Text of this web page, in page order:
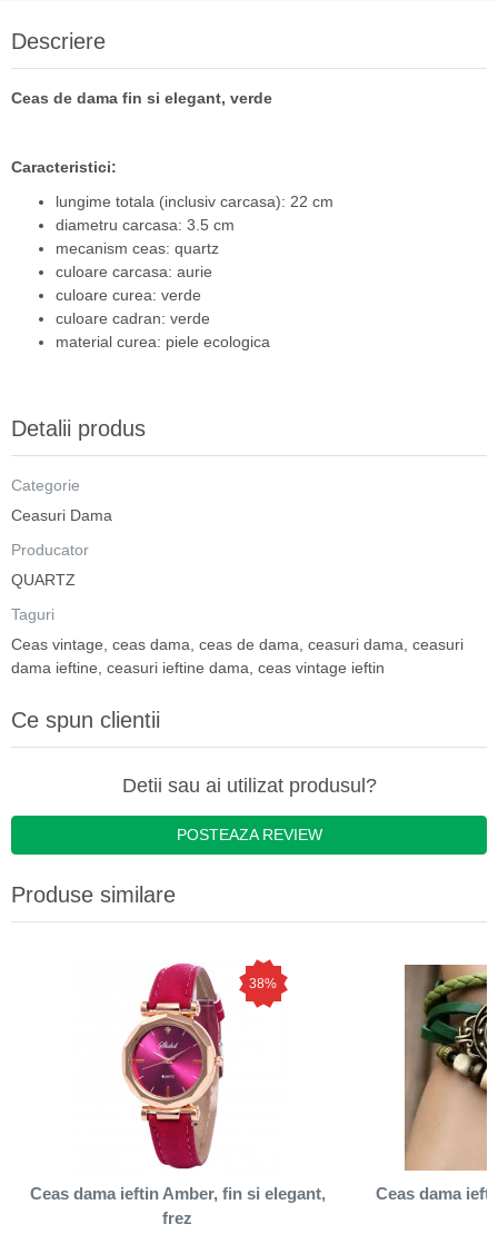
Descriere
Ceas de dama fin si elegant, verde
Caracteristici:
lungime totala (inclusiv carcasa): 22 cm
diametru carcasa: 3.5 cm
mecanism ceas: quartz
culoare carcasa: aurie
culoare curea: verde
culoare cadran: verde
material curea: piele ecologica
Detalii produs
Categorie
Ceasuri Dama
Producator
QUARTZ
Taguri
Ceas vintage ceas dama ceas de dama ceasuri dama ceasuri
dama ieftine ceasuri ieftine dama ceas vintage ieftin
Ce spun clientii
Detii sau ai utilizat produsul?
POSTEAZA REVIEW
Produse similare
38%
Ceas dama ieftin Amber, fin si elegant,
frez
Ceas dama